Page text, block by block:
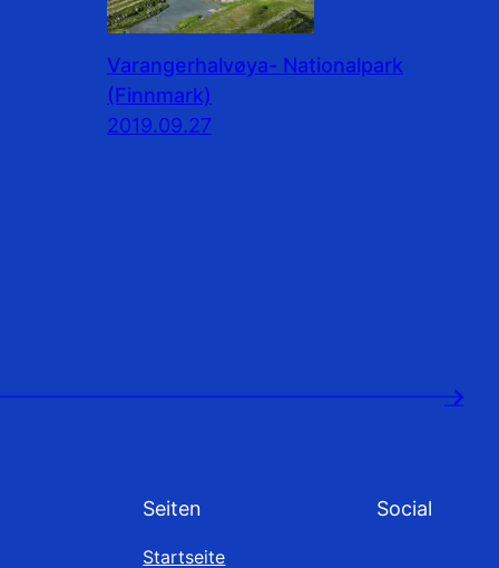
Varangerhalvøya- Nationalpark
(Finnmark)
2019.09.27
→
Seiten
Startseite
Social